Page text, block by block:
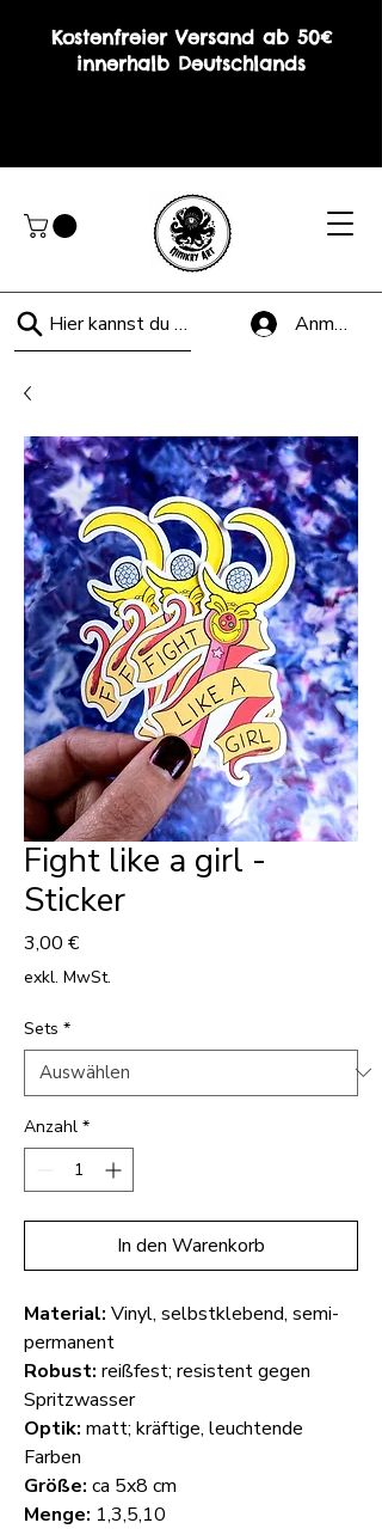
Kostenfreier Versand ab 50€
innerhalb Deutschlands
Hier kannst du suchen! Anmelden
Fight like a girl -
Sticker
3,00 €Preis
exkl. MwSt.
Sets *
Anzahl *
In den Warenkorb
Material: Vinyl, selbstklebend, semi-
permanent
Robust: reißfest; resistent gegen
Spritzwasser
Optik: matt; kräftige, leuchtende
Farben
Größe: ca 5x8 cm
Menge: 1,3,5,10